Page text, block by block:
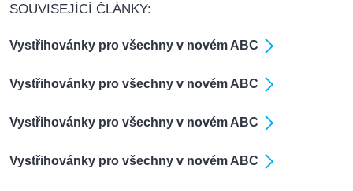
SOUVISEJÍCÍ ČLÁNKY:
Vystřihovánky pro všechny v novém ABC
Vystřihovánky pro všechny v novém ABC
Vystřihovánky pro všechny v novém ABC
Vystřihovánky pro všechny v novém ABC